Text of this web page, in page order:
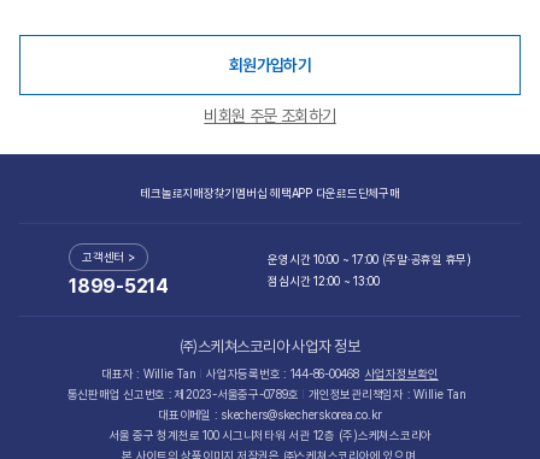
회원가입하기
비회원 주문 조회하기
㈜스케쳐스코리아 사업자 정보
대표자 : Willie Tan 사업자등록번호 : 144-86-00468 사업자정보확인
통신판매업 신고번호 : 제2023-서울중구-0789호
개인정보관리책임자 : Willie Tan
대표이메일 : skechers@skecherskorea.co.kr
서울 중구 청계천로 100 시그니처타워 서관 12층 (주)스케쳐스코리아
본 사이트의 상품이미지 저작권은 ㈜스케쳐스코리아에 있으며,
테크놀로지매장찾기멤버십 혜택APP 다운로드단체구매
고객센터 >
1899-5214
운영시간 10:00 ~ 17:00 (주말·공휴일 휴무)
점심시간 12:00 ~ 13:00